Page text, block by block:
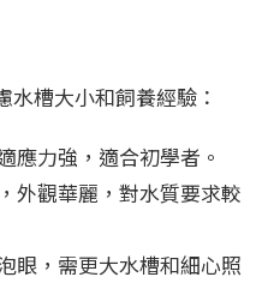
槽大小和飼養經驗：
應力強，適合初學者。
外觀華麗，對水質要求較
眼，需更大水槽和細心照